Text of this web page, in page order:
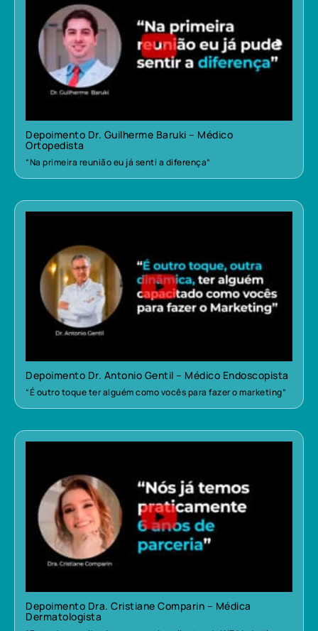
Depoimento Dr. Guilherme Baruki – Médico
Ortopedista
“Na primeira reunião eu já senti a diferença”
Depoimento Dr. Antonio Gentil – Médico Endoscopista
“É outro toque ter alguém como vocês para fazer o marketing”
Depoimento Dra. Cristiane Comparin – Médica
Dermatologista